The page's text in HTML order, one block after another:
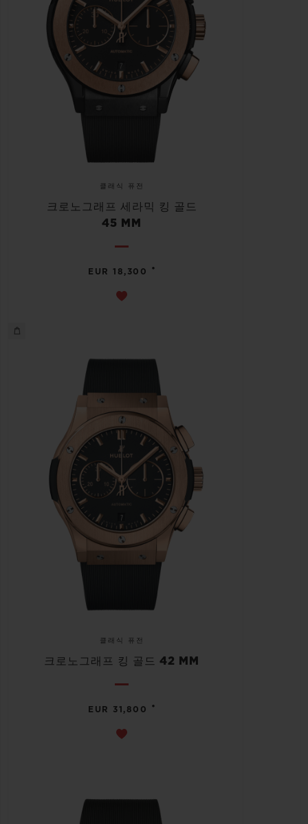
클래식 퓨전
크로노그래프 세라믹 킹 골드
45 MM
EUR 18,300 •
클래식 퓨전
크로노그래프 킹 골드 42 MM
EUR 31,800 •